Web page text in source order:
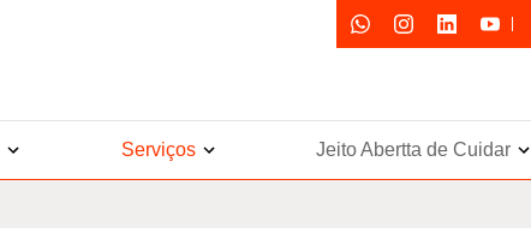
Serviços Jeito Abertta de Cuidar